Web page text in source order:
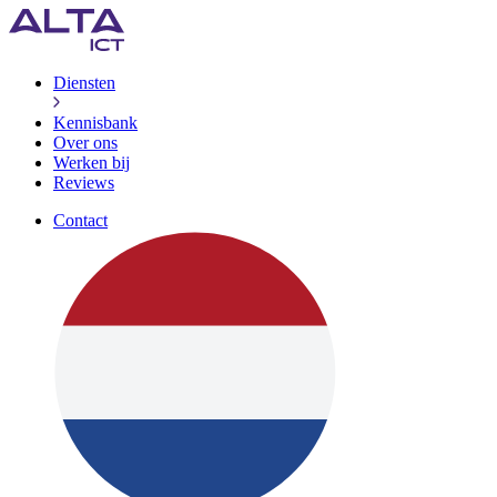
Diensten
Kennisbank
Over ons
Werken bij
Reviews
Contact